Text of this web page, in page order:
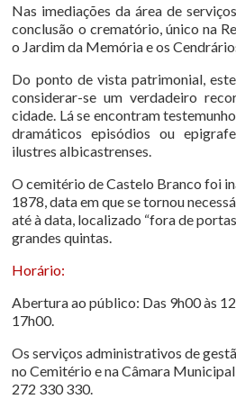
Nas imediações da área de
conclusão o crematório, único na
o Jardim da Memória e os
Do ponto de vista patrimonial,
considerar-se um verdadeiro
cidade. Lá se encontram
dramáticos episódios ou
ilustres albicastrenses.
O cemitério de Castelo Branco foi
1878, data em que se tornou
até à data, localizado “fora de
grandes quintas.
Horário:
Abertura ao público: Das 9h00 às
17h00.
Os serviços administrativos de
no Cemitério e na Câmara
272 330 330.